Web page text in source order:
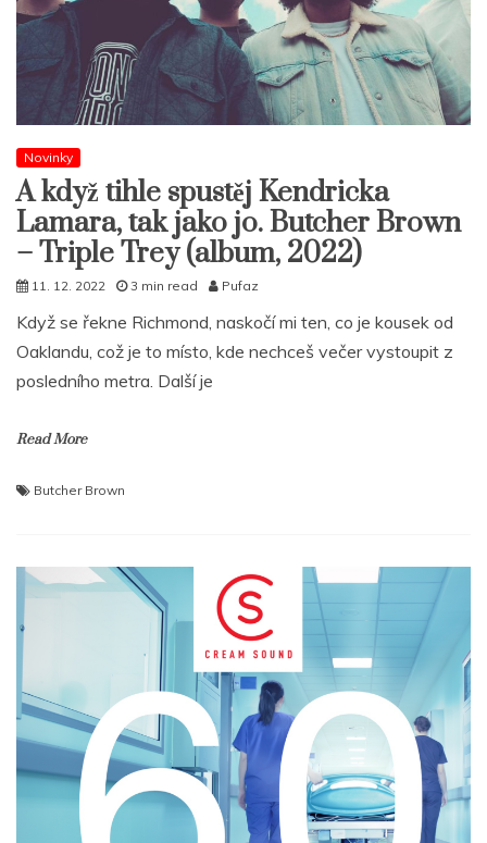
Novinky
A když tihle spustěj Kendricka
Lamara, tak jako jo. Butcher Brown
– Triple Trey (album, 2022)
11. 12. 2022 3 min read Pufaz
Když se řekne Richmond, naskočí mi ten, co je kousek od
Oaklandu, což je to místo, kde nechceš večer vystoupit z
posledního metra. Další je
Read More
Butcher Brown